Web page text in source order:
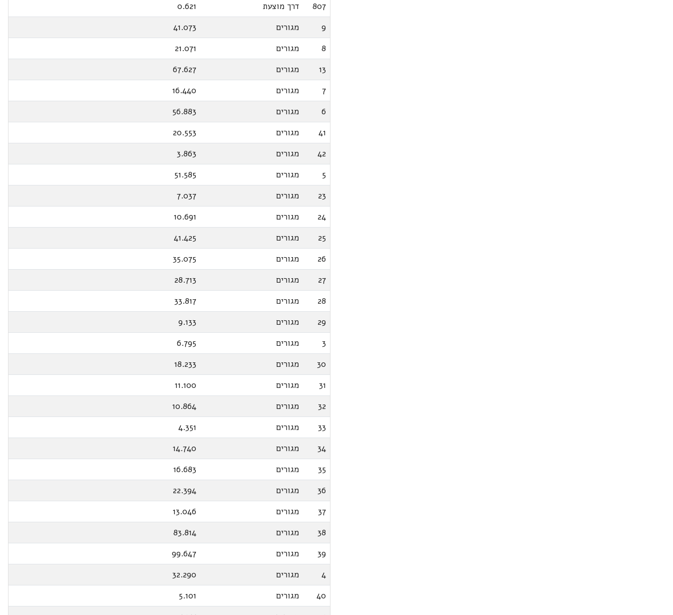
807
דרך מוצעת
0.621
9
מגורים
41.073
8
מגורים
21.071
13
מגורים
67.627
7
מגורים
16.440
6
מגורים
56.883
41
מגורים
20.553
42
מגורים
3.863
5
מגורים
51.585
23
מגורים
7.037
24
מגורים
10.691
25
מגורים
41.425
26
מגורים
35.075
27
מגורים
28.713
28
מגורים
33.817
29
מגורים
9.133
3
מגורים
6.795
30
מגורים
18.233
31
מגורים
11.100
32
מגורים
10.864
33
מגורים
4.351
34
מגורים
14.740
35
מגורים
16.683
36
מגורים
22.394
37
מגורים
13.046
38
מגורים
83.814
39
מגורים
99.647
4
מגורים
32.290
40
מגורים
5.101